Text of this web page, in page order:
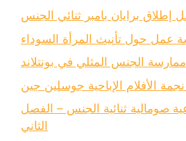
إطلاق برايان بامبر ثنائي الجنس
عمل حول تأنيث المرأة السوداء
ممارسة الجنس المثلي في بونتلاند
الأفلام الإباحية جوسلين جين
صومالية ثنائية الجنس – الفصل
الثاني